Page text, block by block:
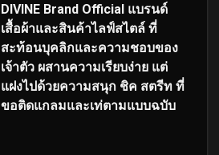
DIVINE Brand Official แบรนด์
เสื้อผ้าและสินค้าไลฟ์สไตล์ ที่
สะท้อนบุคลิกและความชอบของ
เจ้าตัว ผสานความเรียบง่าย แต่
แฝงไปด้วยความสนุก ชิค สตรีท ที่
ขอติดแกลมและเท่ตามแบบฉบับ